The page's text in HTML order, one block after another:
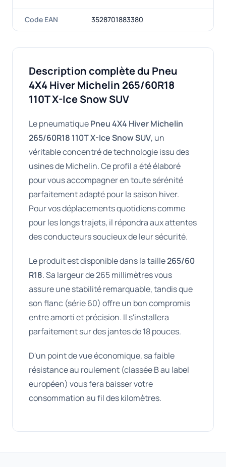
Code EAN 3528701883380
Description complète du Pneu
4X4 Hiver Michelin 265/60R18
110T X-Ice Snow SUV
Le pneumatiquePneu 4X4 Hiver Michelin
265/60R18 110T X-Ice Snow SUV, un
véritable concentré de technologie issu des
usines de Michelin. Ce profil a été élaboré
pour vous accompagner en toute sérénité
parfaitement adapté pour la saison hiver.
Pour vos déplacements quotidiens comme
pour les longs trajets, il répondra aux attentes
des conducteurs soucieux de leur sécurité.
Le produit est disponible dans la taille265/60
R18. Sa largeur de 265 millimètres vous
assure une stabilité remarquable, tandis que
son flanc (série 60) offre un bon compromis
entre amorti et précision. Il s'installera
parfaitement sur des jantes de 18 pouces.
D'un point de vue économique, sa faible
résistance au roulement (classée B au label
européen) vous fera baisser votre
consommation au fil des kilomètres.